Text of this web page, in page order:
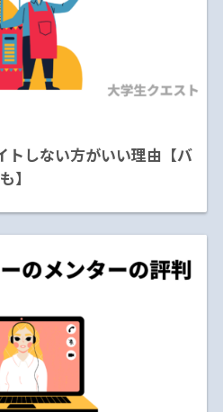
トしない方がいい理由【バ
】